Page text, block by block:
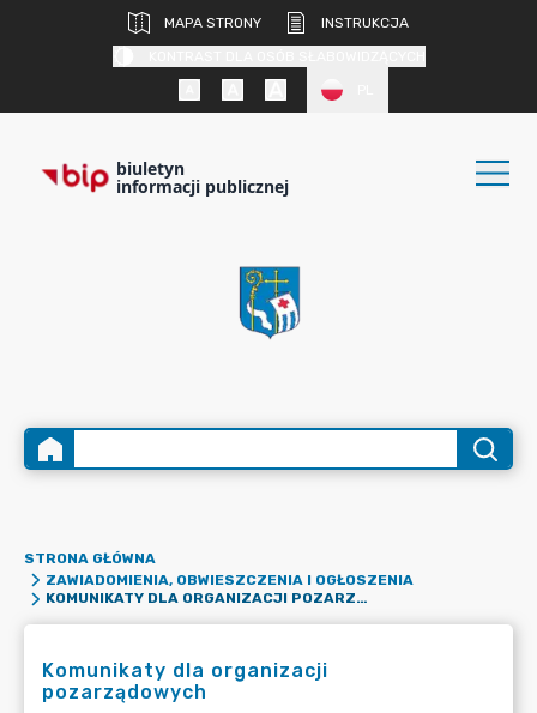
MAPA STRONY
INSTRUKCJA
biuletyn
informacji publicznej
STRONA GŁÓWNA
ZAWIADOMIENIA, OBWIESZCZENIA I OGŁOSZENIA
KOMUNIKATY DLA ORGANIZACJI POZARZĄDOWYCH
Komunikaty dla organizacji
pozarządowych